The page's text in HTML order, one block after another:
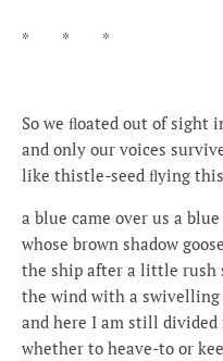
* * *
So we ﬂoated out of sight
and only our voices
like thistle-seed ﬂying
a blue came over us a
whose brown shadow
the ship after a little rush
the wind with a swivelling
and here I am still divided
whether to heave-to or